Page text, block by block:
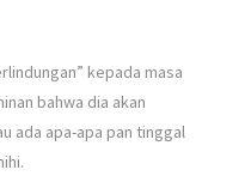
kepada masa
bahwa dia akan
ada apa-apa pan tinggal